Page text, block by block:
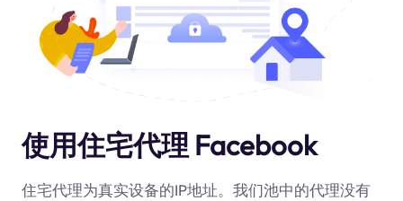
使用住宅代理 Facebook
住宅代理为真实设备的IP地址。我们池中的代理没有